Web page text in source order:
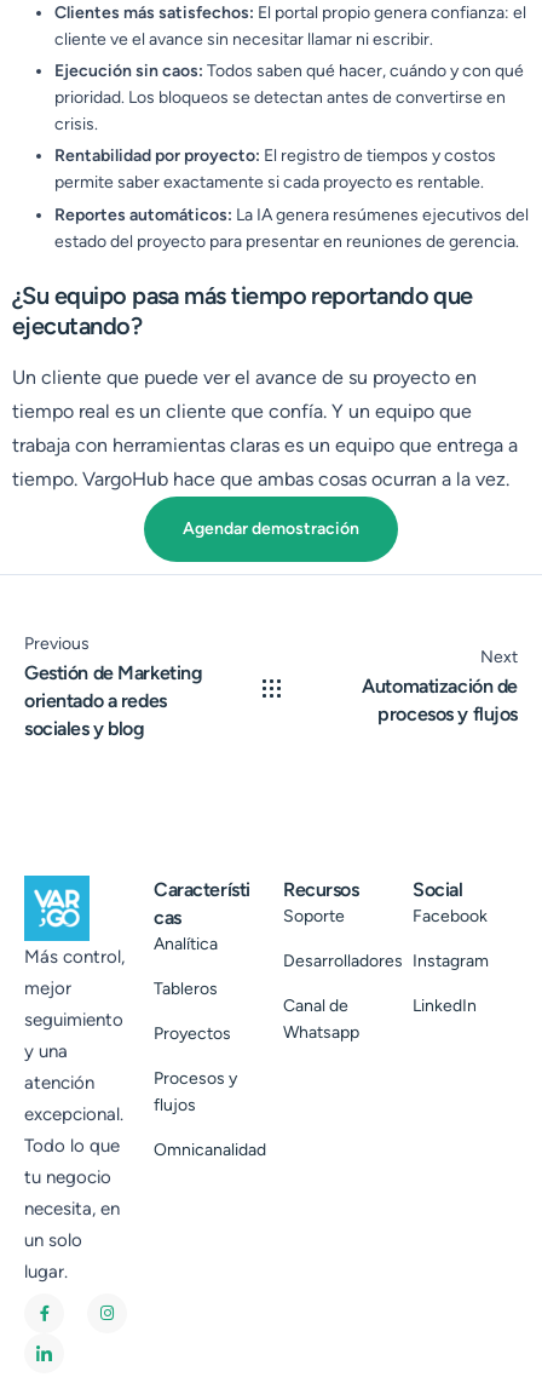
Clientes más satisfechos: El portal propio genera confianza: el
cliente ve el avance sin necesitar llamar ni escribir.
Ejecución sin caos: Todos saben qué hacer, cuándo y con qué
prioridad. Los bloqueos se detectan antes de convertirse en
crisis.
Rentabilidad por proyecto: El registro de tiempos y costos
permite saber exactamente si cada proyecto es rentable.
Reportes automáticos: La IA genera resúmenes ejecutivos del
estado del proyecto para presentar en reuniones de gerencia.
¿Su equipo pasa más tiempo reportando que
ejecutando?
Un cliente que puede ver el avance de su proyecto en
tiempo real es un cliente que confía. Y un equipo que
trabaja con herramientas claras es un equipo que entrega a
tiempo. VargoHub hace que ambas cosas ocurran a la vez.
Agendar demostración
Previous
Gestión de Marketing
orientado a redes
sociales y blog
Next
Automatización de
procesos y flujos
Más control,
mejor
seguimiento
y una
atención
excepcional.
Todo lo que
tu negocio
necesita, en
un solo
lugar.
Característi
cas
Analítica
Tableros
Proyectos
Procesos y
flujos
Omnicanalidad
Recursos
Soporte
Desarrolladores
Canal de
Whatsapp
Social
Facebook
Instagram
LinkedIn